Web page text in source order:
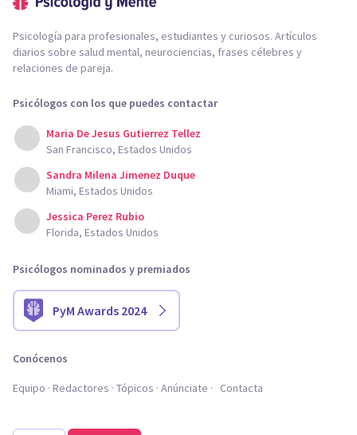
Psicología para profesionales, estudiantes y curiosos. Artículos
diarios sobre salud mental, neurociencias, frases célebres y
relaciones de pareja.
Psicólogos con los que puedes contactar
Maria De Jesus Gutierrez Tellez
San Francisco, Estados Unidos
Sandra Milena Jimenez Duque
Miami, Estados Unidos
Jessica Perez Rubio
Florida, Estados Unidos
Psicólogos nominados y premiados
PyM Awards 2024
Conócenos
Equipo Redactores Tópicos Anúnciate Contacta